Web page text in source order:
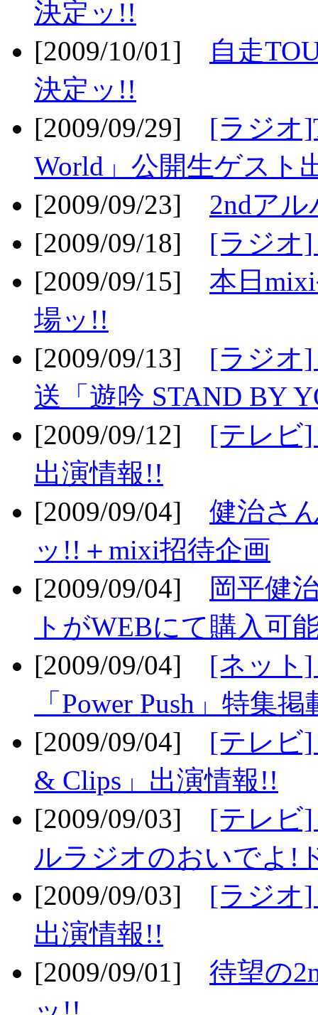
決定ッ!!
[2009/10/01]
自走
決定ッ!!
[2009/09/29] [ラジオ
World」公開生ゲスト
[2009/09/23] 2ndア
[2009/09/18] [ラジオ
[2009/09/15] 本日
場ッ!!
[2009/09/13] [ラジオ]
送「遊吟 STAND BY
[2009/09/12] [テレビ]
出演情報!!
[2009/09/04] 健治さ
ッ!!＋mixi招待企画
[2009/09/04]
岡平健
トがWEBにて購入可
[2009/09/04] [ネット]
「Power Push」特集
[2009/09/04] [テレビ]
& Clips」出演情報!!
[2009/09/03] [テレビ
ルラジオのおいでよ!
[2009/09/03] [ラジオ]
出演情報!!
[2009/09/01] 待望の